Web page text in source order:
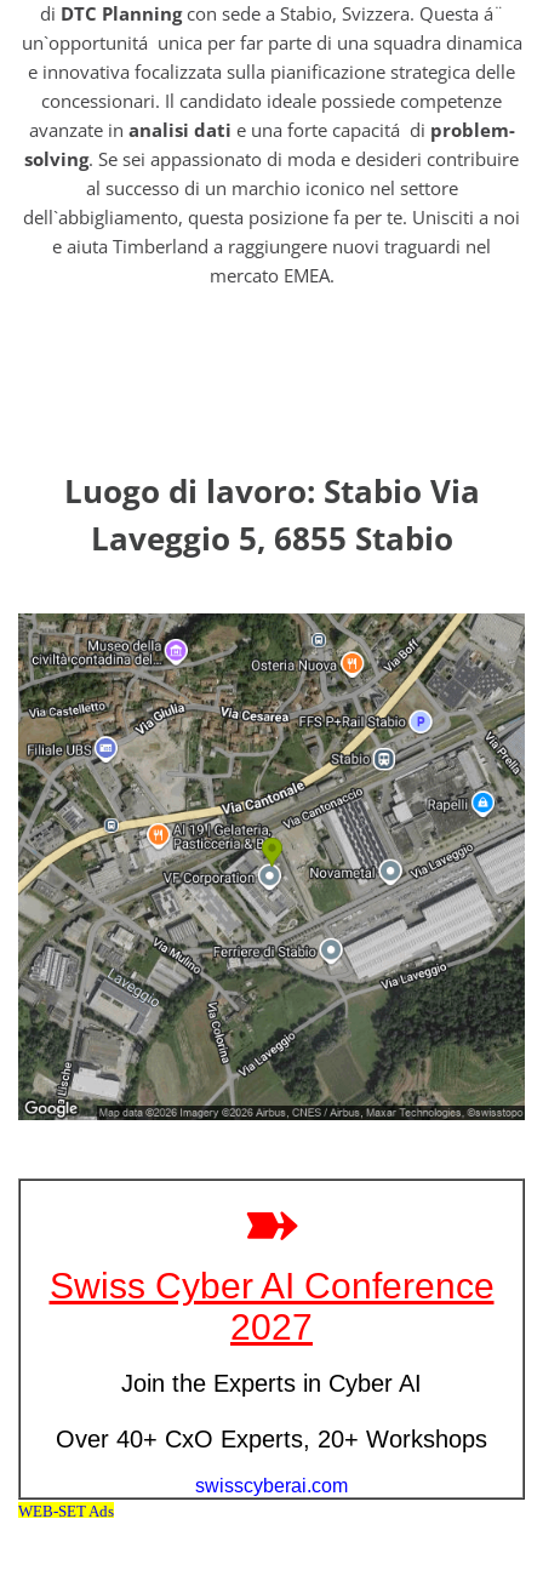
di DTC Planningcon sede a Stabio, Svizzera. Questa á¨
un`opportunitá unica per far parte di una squadra dinamica
e innovativa focalizzata sulla pianificazione strategica delle
concessionari. Il candidato ideale possiede competenze
avanzate in analisi dati e una forte capacitá di problem-
solving. Se sei appassionato di moda e desideri contribuire
al successo di un marchio iconico nel settore
dell`abbigliamento, questa posizione fa per te. Unisciti a noi
e aiuta Timberland a raggiungere nuovi traguardi nel
mercato EMEA.
Luogo di lavoro: Stabio Via
Laveggio 5, 6855 Stabio